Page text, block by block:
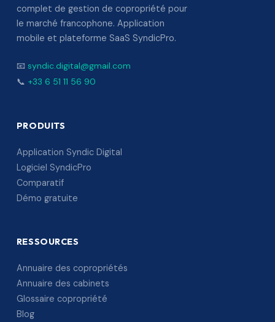
complet de gestion de copropriété pour
le marché francophone. Application
mobile et plateforme SaaS SyndicPro.
📧 syndic.digital@gmail.com
📞 +33 6 51 11 56 90
PRODUITS
Application Syndic Digital
Logiciel SyndicPro
Comparatif
Démo gratuite
RESSOURCES
Annuaire des copropriétés
Annuaire des cabinets
Glossaire copropriété
Blog